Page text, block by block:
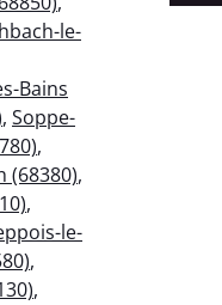
le-
Bains
, Soppe-
,
(68380),
,
le-
,
,